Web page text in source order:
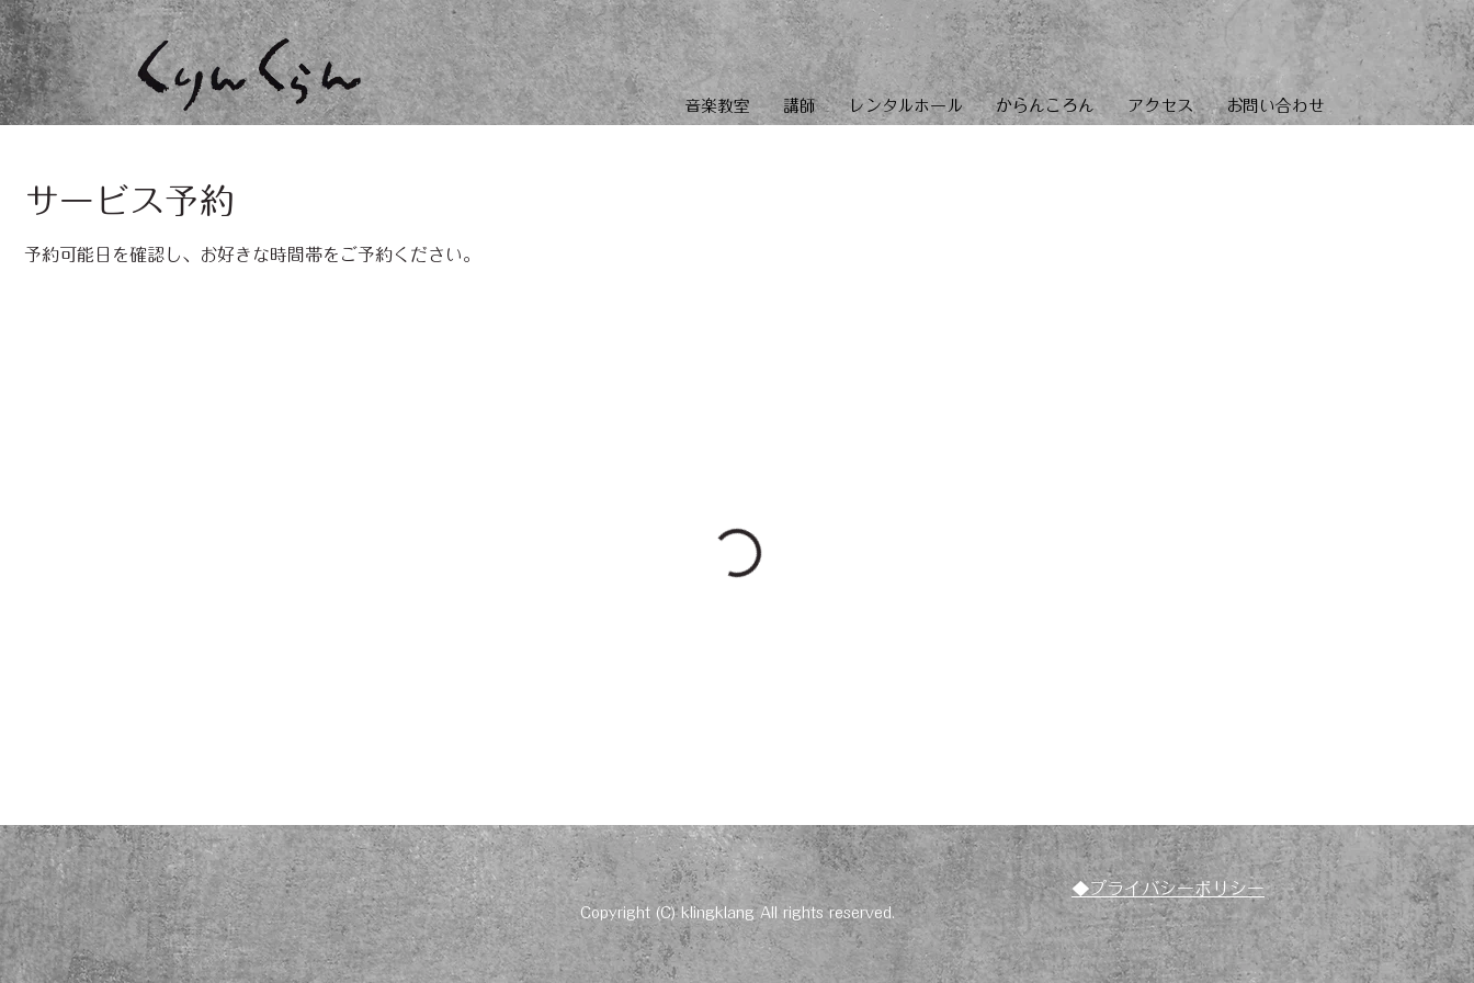
音楽教室 講師 レンタルホール からんころん アクセス お問い合わせ
サービス予約
予約可能日を確認し、お好きな時間帯をご予約ください。
Copyright (C) klingklang All rights reserved.
◆プライバシーポリシー